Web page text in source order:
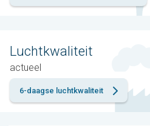
Luchtkwaliteit
actueel
6-daagse luchtkwaliteit